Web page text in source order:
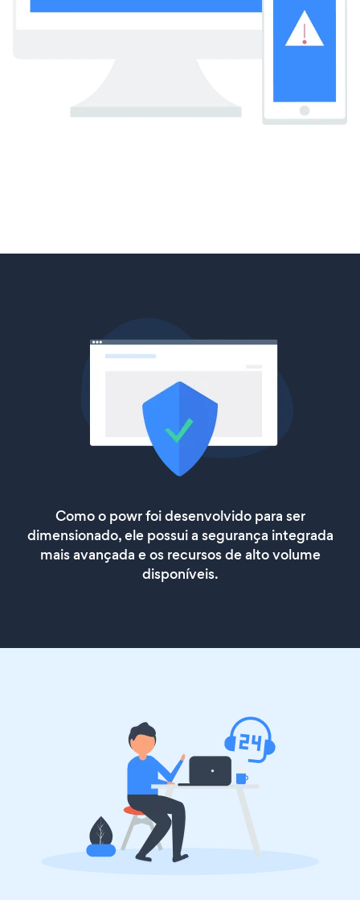
Como o powr foi desenvolvido para ser
dimensionado, ele possui a segurança integrada
mais avançada e os recursos de alto volume
disponíveis.